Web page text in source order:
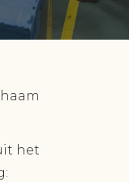
het